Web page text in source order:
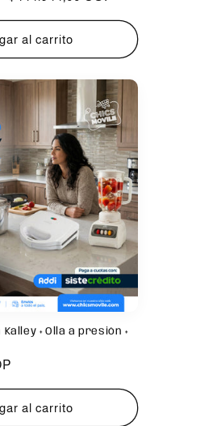
oferta
al carrito
+ Olla a presión +
al carrito